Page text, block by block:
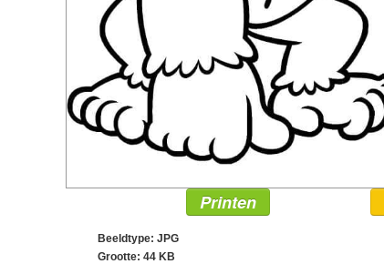
Printen
Beeldtype: JPG
Grootte: 44 KB